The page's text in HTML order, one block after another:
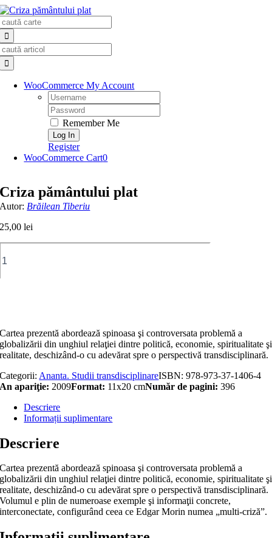
Skip
to
content
WooCommerce My Account
Username:
Password:
Remember Me
Register
WooCommerce Cart0
Criza pământului plat
Autor: Brăilean Tiberiu
25,00lei
Cartea prezentă abordează spinoasa şi controversata problemă a
globalizării din unghiul relaţiei dintre politică, economie, spiritualitate şi
realitate, deschizând-o cu adevărat spre o perspectivă transdisciplinară.
Categorii: Ananta. Studii transdisciplinareISBN:978-973-37-1406-4
An apariţie: 2009Format: 11x20 cmNumăr de pagini: 396
Descriere
Informații suplimentare
Descriere
Cartea prezentă abordează spinoasa şi controversata problemă a
globalizării din unghiul relaţiei dintre politică, economie, spiritualitate şi
realitate, deschizând-o cu adevărat spre o perspectivă transdisciplinară.
Volumul e plin de numeroase exemple şi informaţii concrete,
interconectate, configurând ceea ce Edgar Morin numea „multi-criză”.